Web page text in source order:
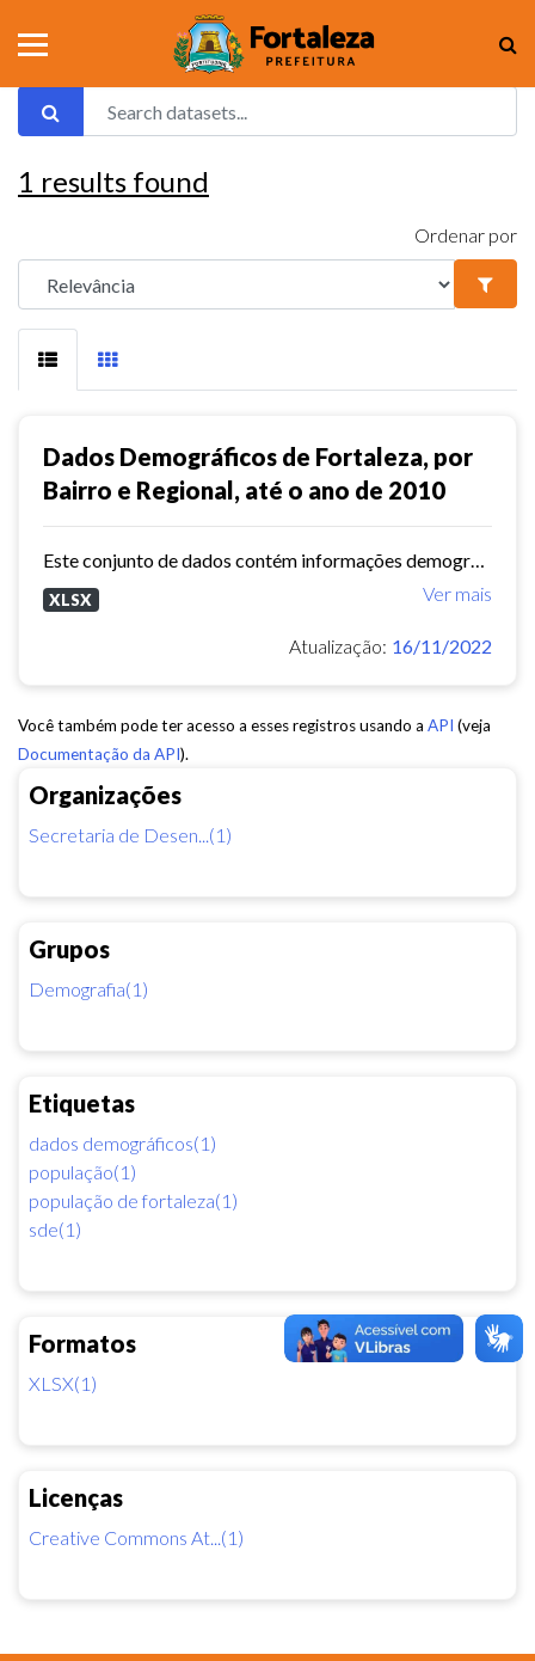
Organizações
Secretaria de Desen...(1)
Grupos
Demografia(1)
Etiquetas
dados demográficos(1)
população(1)
população de fortaleza(1)
sde(1)
Formatos
XLSX(1)
Licenças
Creative Commons At...(1)
1 results found
Ordenar por
Dados Demográficos de Fortaleza, por
Bairro e Regional, até o ano de 2010
Ver mais
XLSX
Atualização: 16/11/2022
Você também pode ter acesso a esses registros usando a API (veja
Documentação da API).